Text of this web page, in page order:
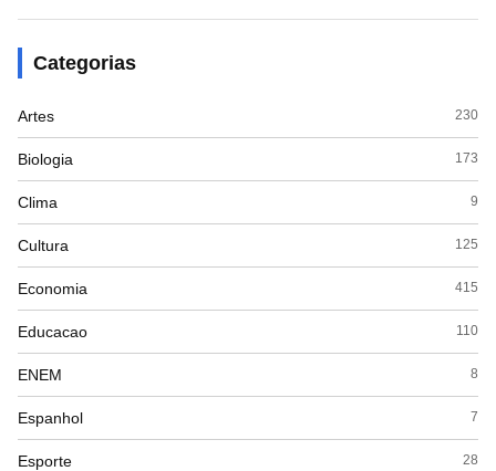
Categorias
Artes 230
Biologia 173
Clima 9
Cultura 125
Economia 415
Educacao 110
ENEM 8
Espanhol 7
Esporte 28